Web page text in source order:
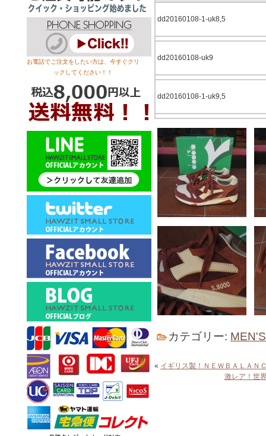
お電話でご注文をしたい方は、今すぐクリ
ックしてください！！
dd20160108-1-uk8,5
dd20160108-uk9
dd20160108-1-uk9,5
カテゴリー:
« イギリス製！ＮＥＷＢＡＬＡＮ
激レア！世